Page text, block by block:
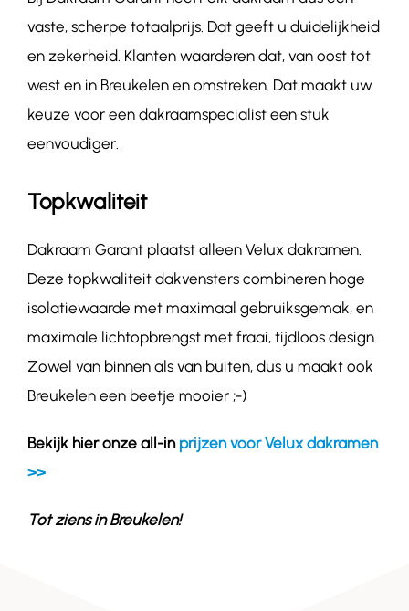
vaste, scherpe totaalprijs. Dat geeft u duidelijkheid
en zekerheid. Klanten waarderen dat, van oost tot
west en in Breukelen en omstreken. Dat maakt uw
keuze voor een dakraamspecialist een stuk
eenvoudiger.
Topkwaliteit
Dakraam Garant plaatst alleen Velux dakramen.
Deze topkwaliteit dakvensters combineren hoge
isolatiewaarde met maximaal gebruiksgemak, en
maximale lichtopbrengst met fraai, tijdloos design.
Zowel van binnen als van buiten, dus u maakt ook
Breukelen een beetje mooier ;-)
Bekijk hier onze all-in prijzen voor Velux dakramen
>>
Tot ziens inBreukelen!